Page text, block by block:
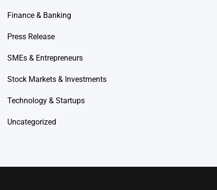
Finance & Banking
Press Release
SMEs & Entrepreneurs
Stock Markets & Investments
Technology & Startups
Uncategorized